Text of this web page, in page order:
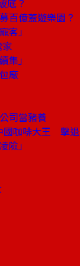
底？
百億蓋遊樂園？
客」
集」
廠
司當豬養
國咖啡大王 擊退
險」